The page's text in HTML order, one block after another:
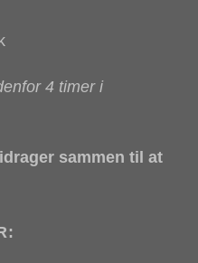
4 timer i
sammen til at